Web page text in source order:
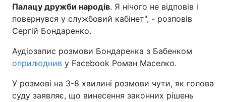
Інтерв'ю Думки
Архів
Контакти
Палацу дружби народів. Я нічого не відповів і
повернувся у службовий кабінет", - розповів
Сергій Бондаренко.
Аудіозапис розмови Бондаренка з Бабенком
оприлюднив у Facebook Роман Маселко.
У розмові на 3-8 хвилині розмови чути, як голова
суду заявляє, що винесення законних рішень